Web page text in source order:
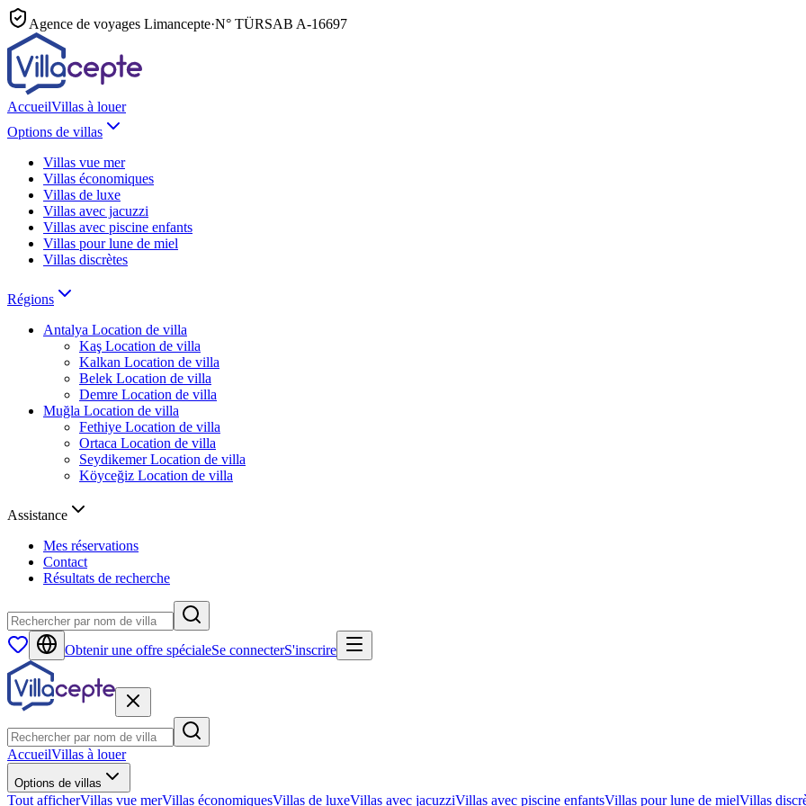
Agence de voyages Limancepte·N° TÜRSAB A-16697
AccueilVillas à louer
Options de villas
Villas vue mer
Villas économiques
Villas de luxe
Villas avec jacuzzi
Villas avec piscine enfants
Villas pour lune de miel
Villas discrètes
Régions
Antalya Location de villa
Kaş Location de villa
Kalkan Location de villa
Belek Location de villa
Demre Location de villa
Muğla Location de villa
Fethiye Location de villa
Ortaca Location de villa
Seydikemer Location de villa
Köyceğiz Location de villa
Assistance
Mes réservations
Contact
Résultats de recherche
Obtenir une offre spécialeSe connecterS'inscrire
AccueilVillas à louer
Options de villas
Tout afficherVillas vue merVillas économiquesVillas de luxeVillas avec jacuzziVillas avec piscine enfantsVillas pour lune de mielVillas